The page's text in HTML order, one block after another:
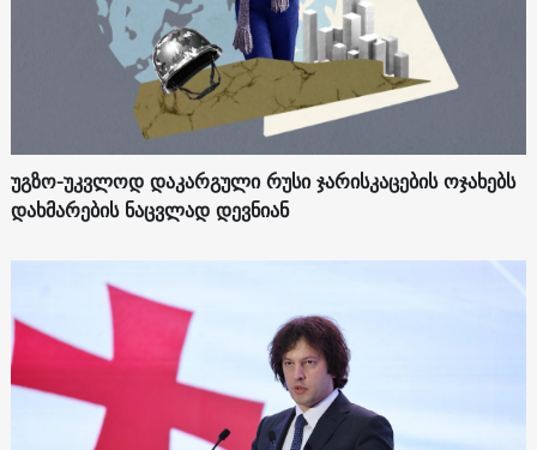
უგზო-უკვლოდ დაკარგული რუსი ჯარისკაცების ოჯახებს
დახმარების ნაცვლად დევნიან